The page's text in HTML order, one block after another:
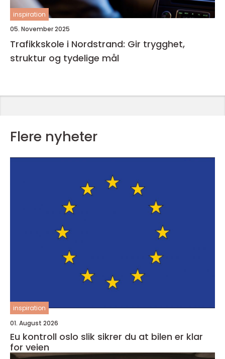
inspiration
05. November 2025
Trafikkskole i Nordstrand: Gir trygghet,
struktur og tydelige mål
Flere nyheter
inspiration
01. August 2026
Eu kontroll oslo slik sikrer du at bilen er klar
for veien